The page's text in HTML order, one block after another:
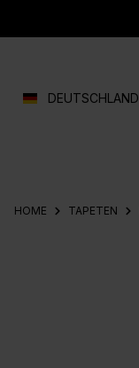
DEUTSCHLAND
HOME TAPETEN